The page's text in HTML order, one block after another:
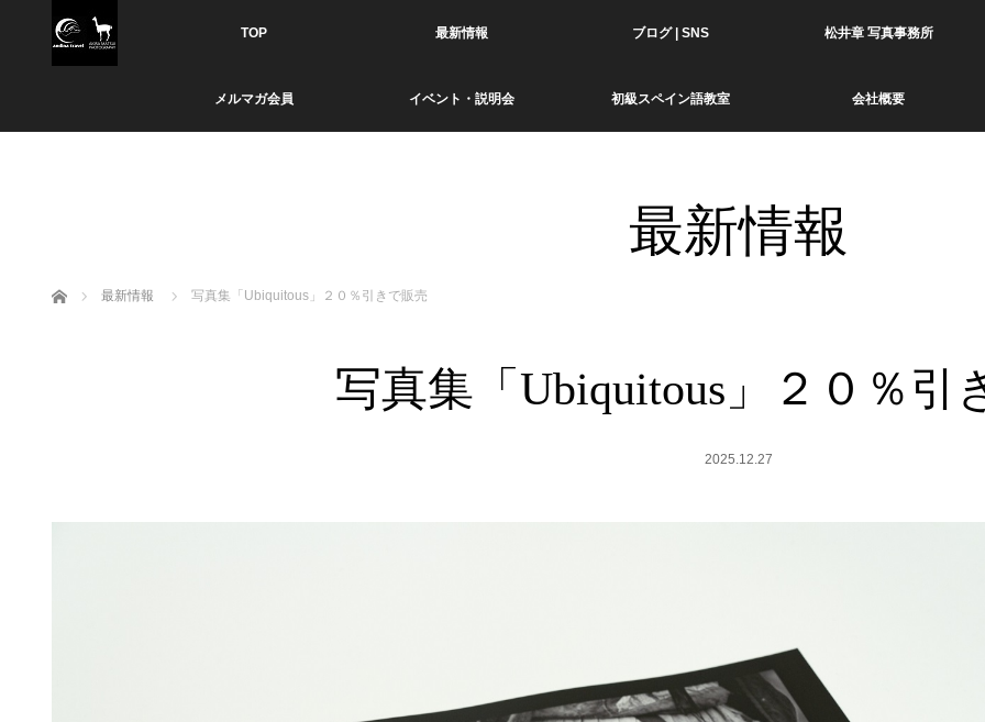
TOP 最新情報 ブログ | SNS 松井章 写真事務所
メルマガ会員 イベント・説明会 初級スペイン語教室 会社概要
最新情報
ホーム 最新情報 写真集「Ubiquitous」２０％引きで販売
写真集「Ubiquitous」２０％引
2025.12.27